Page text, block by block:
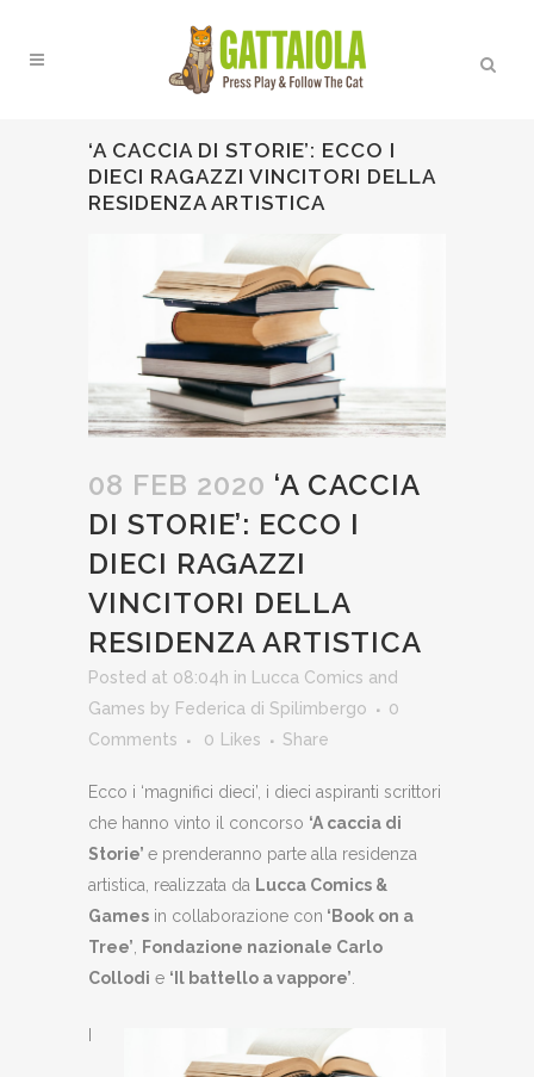
‘A CACCIA DI STORIE’: ECCO I
DIECI RAGAZZI VINCITORI DELLA
RESIDENZA ARTISTICA
08 FEB 2020 ‘A CACCIA
DI STORIE’: ECCO I
DIECI RAGAZZI
VINCITORI DELLA
RESIDENZA ARTISTICA
Posted at 08:04h in
Lucca Comics and
Games by Federica di Spilimbergo
0
Comments
0 Likes Share
Ecco i ‘magnifici dieci’, i dieci aspiranti scrittori
che hanno vinto il concorso ‘A caccia di
Storie’ e prenderanno parte alla residenza
artistica, realizzata da Lucca Comics &
Games in collaborazione con ‘Book on a
Tree’
Fondazione nazionale Carlo
Collodi e ‘Il battello a vappore’